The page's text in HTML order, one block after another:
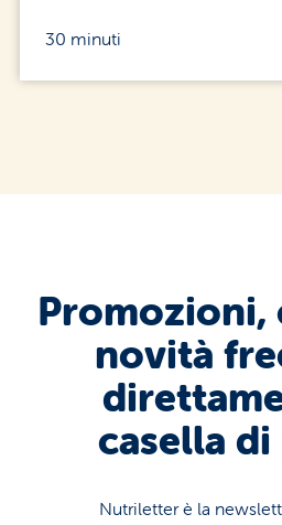
30 minuti
Promozioni,
novità
casella di
Nutriletter è la